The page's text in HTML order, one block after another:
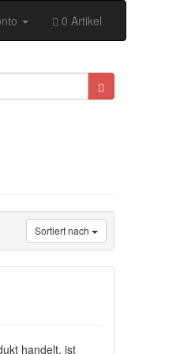
0 Artikel
Sortiert nach
handelt, ist